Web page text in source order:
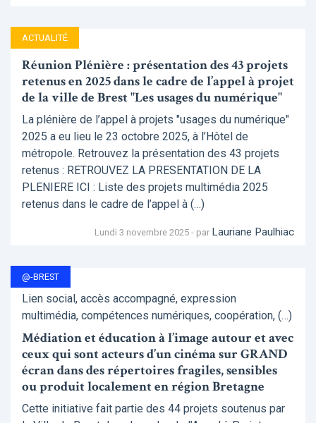
ACTUALITÉ
Réunion Plénière : présentation des 43 projets
retenus en 2025 dans le cadre de l’appel à projet
de la ville de Brest "Les usages du numérique"
La plénière de l’appel à projets "usages du numérique"
2025 a eu lieu le 23 octobre 2025, à l’Hôtel de
métropole. Retrouvez la présentation des 43 projets
retenus : RETROUVEZ LA PRESENTATION DE LA
PLENIERE ICI : Liste des projets multimédia 2025
retenus dans le cadre de l’appel à (…)
Lundi 3 novembre 2025 - par Lauriane Paulhiac
@-BREST
Lien social, accès accompagné, expression
multimédia, compétences numériques, coopération, (…)
Médiation et éducation à l’image autour et avec
ceux qui sont acteurs d’un cinéma sur GRAND
écran dans des répertoires fragiles, sensibles
ou produit localement en région Bretagne
Cette initiative fait partie des 44 projets soutenus par